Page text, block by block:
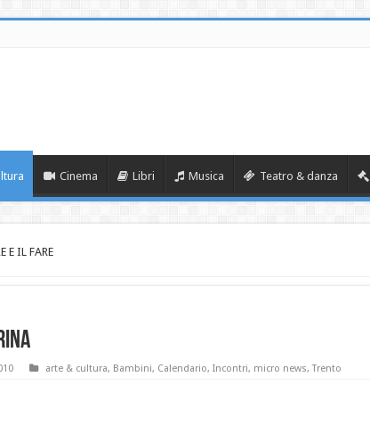
Cinema Libri Musica Teatro & danza
E IL FARE
arte & cultura, Bambini, Calendario, Incontri, micro news,Trento